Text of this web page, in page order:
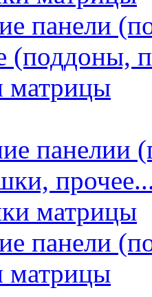
панели
(поддоны,
матрицы
панелии
матрицы
панели
матрицы